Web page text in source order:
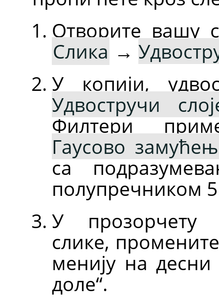
Отворите вашу
Слика →
У копији,
Удвостручи
Филтери
Гаусово
са
полупречником
У прозорчету
слике,
менију на
доле“.